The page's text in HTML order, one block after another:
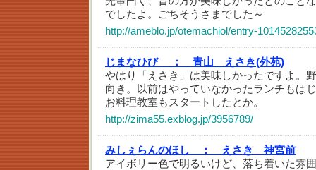
でしたよ。ごちそうさまでした～
http://ameblo.jp/otemachiol/entry-
じまなひび ：
青山 えさき(外苑)
やはり「えさき」は美味しかったですよ。
向き。以前はやっていなかったランチもは
お料理教室もスタートしたとか。
http://zima55.exblog.jp/3956789/
みしぇらんのほし ：
えさき 神宮前
アイボリー色で明るいけど、落ち着いた雰